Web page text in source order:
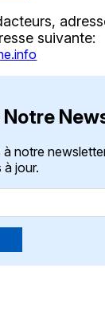
suivante:
Notre
notre
à jour.